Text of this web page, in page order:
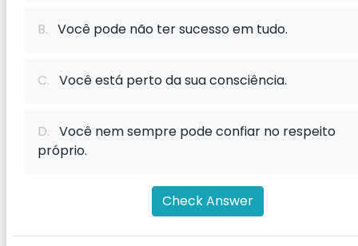
B. Você pode não ter sucesso em tudo.
C. Você está perto da sua consciência.
D. Você nem sempre pode confiar no respeito
próprio.
Check Answer